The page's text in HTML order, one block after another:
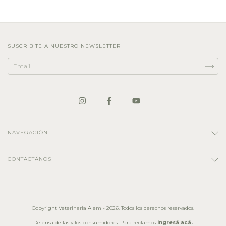
SUSCRIBITE A NUESTRO NEWSLETTER
NAVEGACIÓN
CONTACTÁNOS
Copyright Veterinaria Alem - 2026. Todos los derechos reservados.
Defensa de las y los consumidores. Para reclamos ingresá acá.